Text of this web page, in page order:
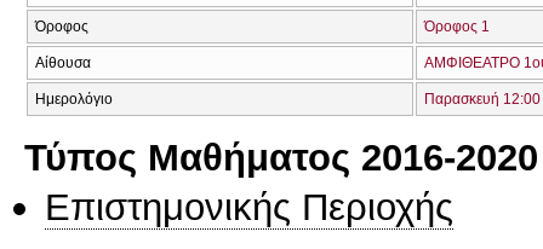
Όροφος Όροφος 1
Αίθουσα ΑΜΦΙΘΕΑΤΡΟ
Ημερολόγιο Παρασκευή
Τύπος Μαθήματος 2016-2020
Επιστημονικής Περιοχής